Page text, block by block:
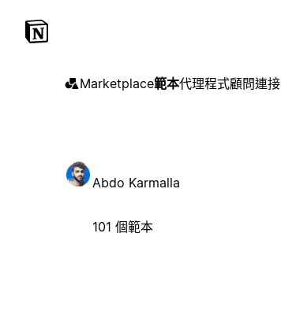
Marketplace範本代理程式顧問連接
Abdo Karmalla
101 個範本